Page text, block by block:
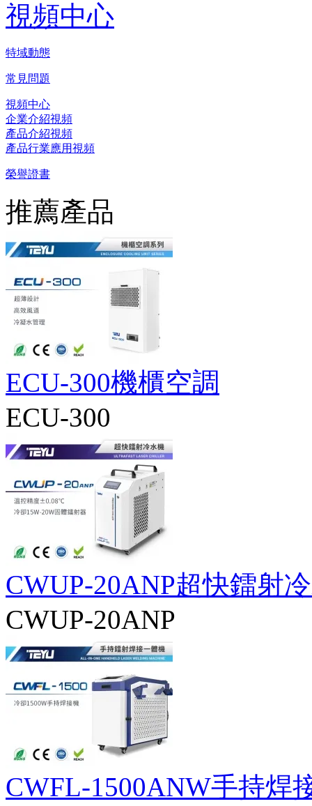
視頻中心
特域動態
常見問題
視頻中心
企業介紹視頻
產品介紹視頻
產品行業應用視頻
榮譽證書
推薦產品
ECU-300機櫃空調
ECU-300
CWUP-20ANP超快鐳射
CWUP-20ANP
CWFL-1500ANW手持焊